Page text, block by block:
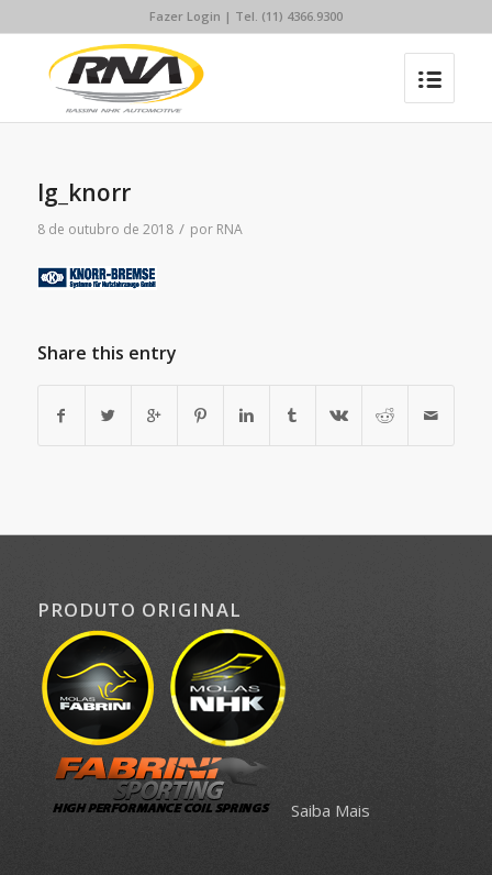
Fazer Login | Tel. (11) 4366.9300
lg_knorr
8 de outubro de 2018 / por RNA
Share this entry
PRODUTO ORIGINAL
Saiba Mais